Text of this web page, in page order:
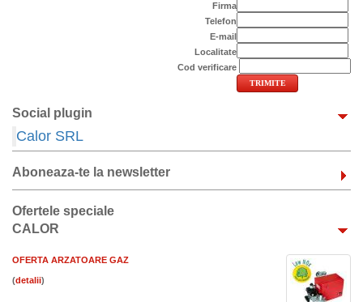
Firma
Telefon
E-mail
Localitate
Cod verificare
Social plugin
Calor SRL
Aboneaza-te la newsletter
Ofertele speciale
CALOR
OFERTA ARZATOARE GAZ
( )